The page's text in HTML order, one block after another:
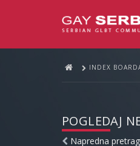
INDEX
POGLEDAJ
Napredna